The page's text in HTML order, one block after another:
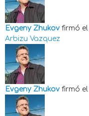
Evgeny Zhukov firmó el
Arbizu Vazquez
Evgeny Zhukov firmó el